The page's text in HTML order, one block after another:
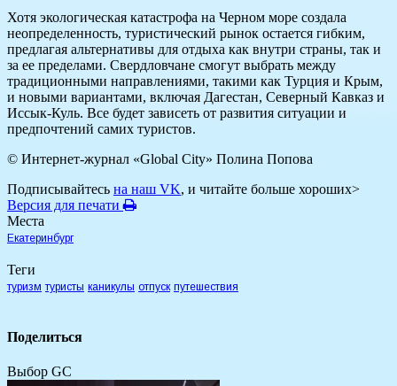
Хотя экологическая катастрофа на Черном море создала
неопределенность, туристический рынок остается гибким,
предлагая альтернативы для отдыха как внутри страны, так и
за ее пределами. Свердловчане смогут выбрать между
традиционными направлениями, такими как Турция и Крым,
и новыми вариантами, включая Дагестан, Северный Кавказ и
Иссык-Куль. Все будет зависеть от развития ситуации и
предпочтений самих туристов.
© Интернет-журнал «Global City» Полина Попова
Подписывайтесь на наш VK, и читайте больше хороших>
Версия для печати
Места
Екатеринбург
Теги
туризм туристы каникулы отпуск путешествия
Поделиться
Выбор GC